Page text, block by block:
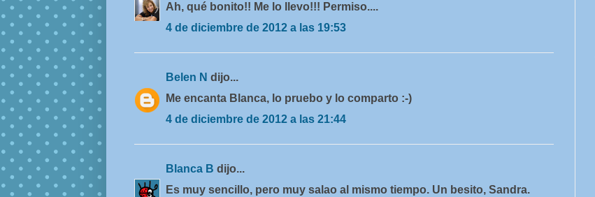
Ah, qué bonito!! Me lo llevo!!! Permiso....
4 de diciembre de 2012 a las 19:53
Belen N dijo...
Me encanta Blanca, lo pruebo y lo comparto :-)
4 de diciembre de 2012 a las 21:44
Blanca B dijo...
Es muy sencillo, pero muy salao al mismo tiempo. Un besito, Sandra.